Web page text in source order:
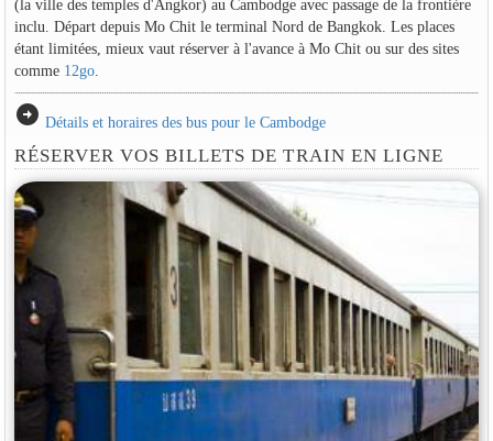
(la ville des temples d'Angkor) au Cambodge avec passage de la frontière
inclu. Départ depuis Mo Chit le terminal Nord de Bangkok. Les places
étant limitées, mieux vaut réserver à l'avance à Mo Chit ou sur des sites
comme 12go.
arrow_circle_right Détails et horaires des bus pour le Cambodge
RÉSERVER VOS BILLETS DE TRAIN EN LIGNE